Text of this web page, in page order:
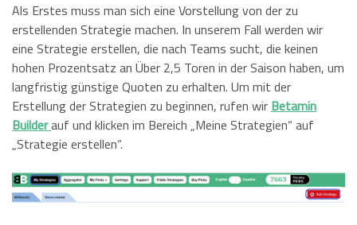
Als Erstes muss man sich eine Vorstellung von der zu
erstellenden Strategie machen. In unserem Fall werden wir
eine Strategie erstellen, die nach Teams sucht, die keinen
hohen Prozentsatz an Über 2,5 Toren in der Saison haben, um
langfristig günstige Quoten zu erhalten. Um mit der
Erstellung der Strategien zu beginnen, rufen wir Betamin
Builderauf und klicken im Bereich „Meine Strategien“ auf
„Strategie erstellen“.